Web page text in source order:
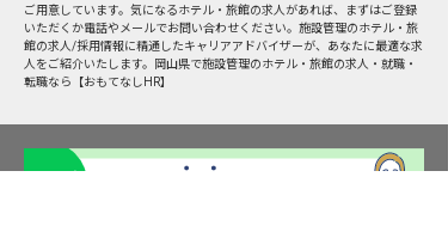
ご用意しています。気になるホテル・旅館の求人があれば、まずはご登録
いただくか電話やメールでお問い合わせください。施設管理のホテル・旅
館の求人/採用情報に精通したキャリアアドバイザーが、あなたに最適な求
人をご紹介いたします。岡山県で施設管理のホテル・旅館の求人・就職・
転職なら【おもてなしHR】